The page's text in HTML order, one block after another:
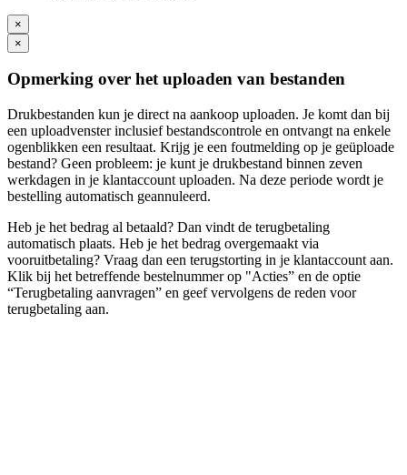
×
×
Opmerking over het uploaden van bestanden
Drukbestanden kun je direct na aankoop uploaden. Je komt dan bij
een uploadvenster inclusief bestandscontrole en ontvangt na enkele
ogenblikken een resultaat. Krijg je een foutmelding op je geüploade
bestand? Geen probleem: je kunt je drukbestand binnen zeven
werkdagen in je klantaccount uploaden. Na deze periode wordt je
bestelling automatisch geannuleerd.
Heb je het bedrag al betaald? Dan vindt de terugbetaling
automatisch plaats. Heb je het bedrag overgemaakt via
vooruitbetaling? Vraag dan een terugstorting in je klantaccount aan.
Klik bij het betreffende bestelnummer op "Acties” en de optie
“Terugbetaling aanvragen” en geef vervolgens de reden voor
terugbetaling aan.